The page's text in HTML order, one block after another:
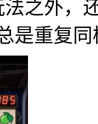
之外，
是重复